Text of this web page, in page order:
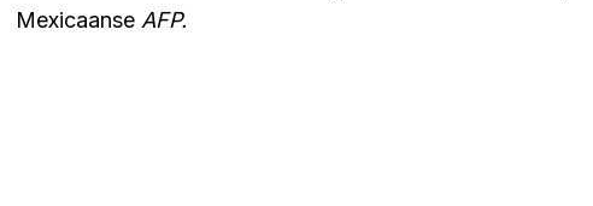
Mexicaanse AFP.